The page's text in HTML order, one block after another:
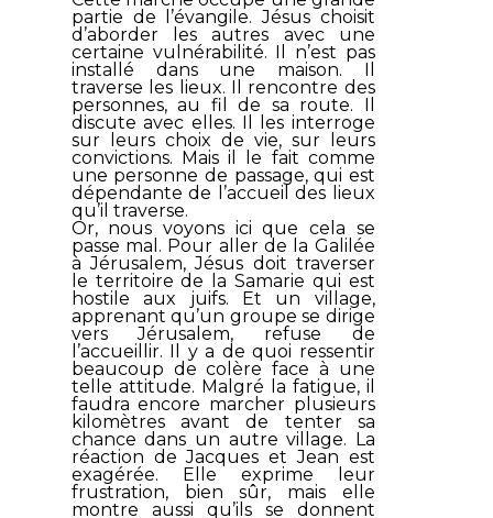
partie de l’évangile. Jésus choisit
d’aborder les autres avec une
certaine vulnérabilité. Il n’est pas
installé dans une maison. Il
traverse les lieux. Il rencontre des
personnes, au fil de sa route. Il
discute avec elles. Il les interroge
sur leurs choix de vie, sur leurs
convictions. Mais il le fait comme
une personne de passage, qui est
dépendante de l’accueil des lieux
qu’il traverse.
Or, nous voyons ici que cela se
passe mal. Pour aller de la Galilée
à Jérusalem, Jésus doit traverser
le territoire de la Samarie qui est
hostile aux juifs. Et un village,
apprenant qu’un groupe se dirige
vers Jérusalem, refuse de
l’accueillir. Il y a de quoi ressentir
beaucoup de colère face à une
telle attitude. Malgré la fatigue, il
faudra encore marcher plusieurs
kilomètres avant de tenter sa
chance dans un autre village. La
réaction de Jacques et Jean est
exagérée. Elle exprime leur
frustration, bien sûr, mais elle
montre aussi qu’ils se donnent